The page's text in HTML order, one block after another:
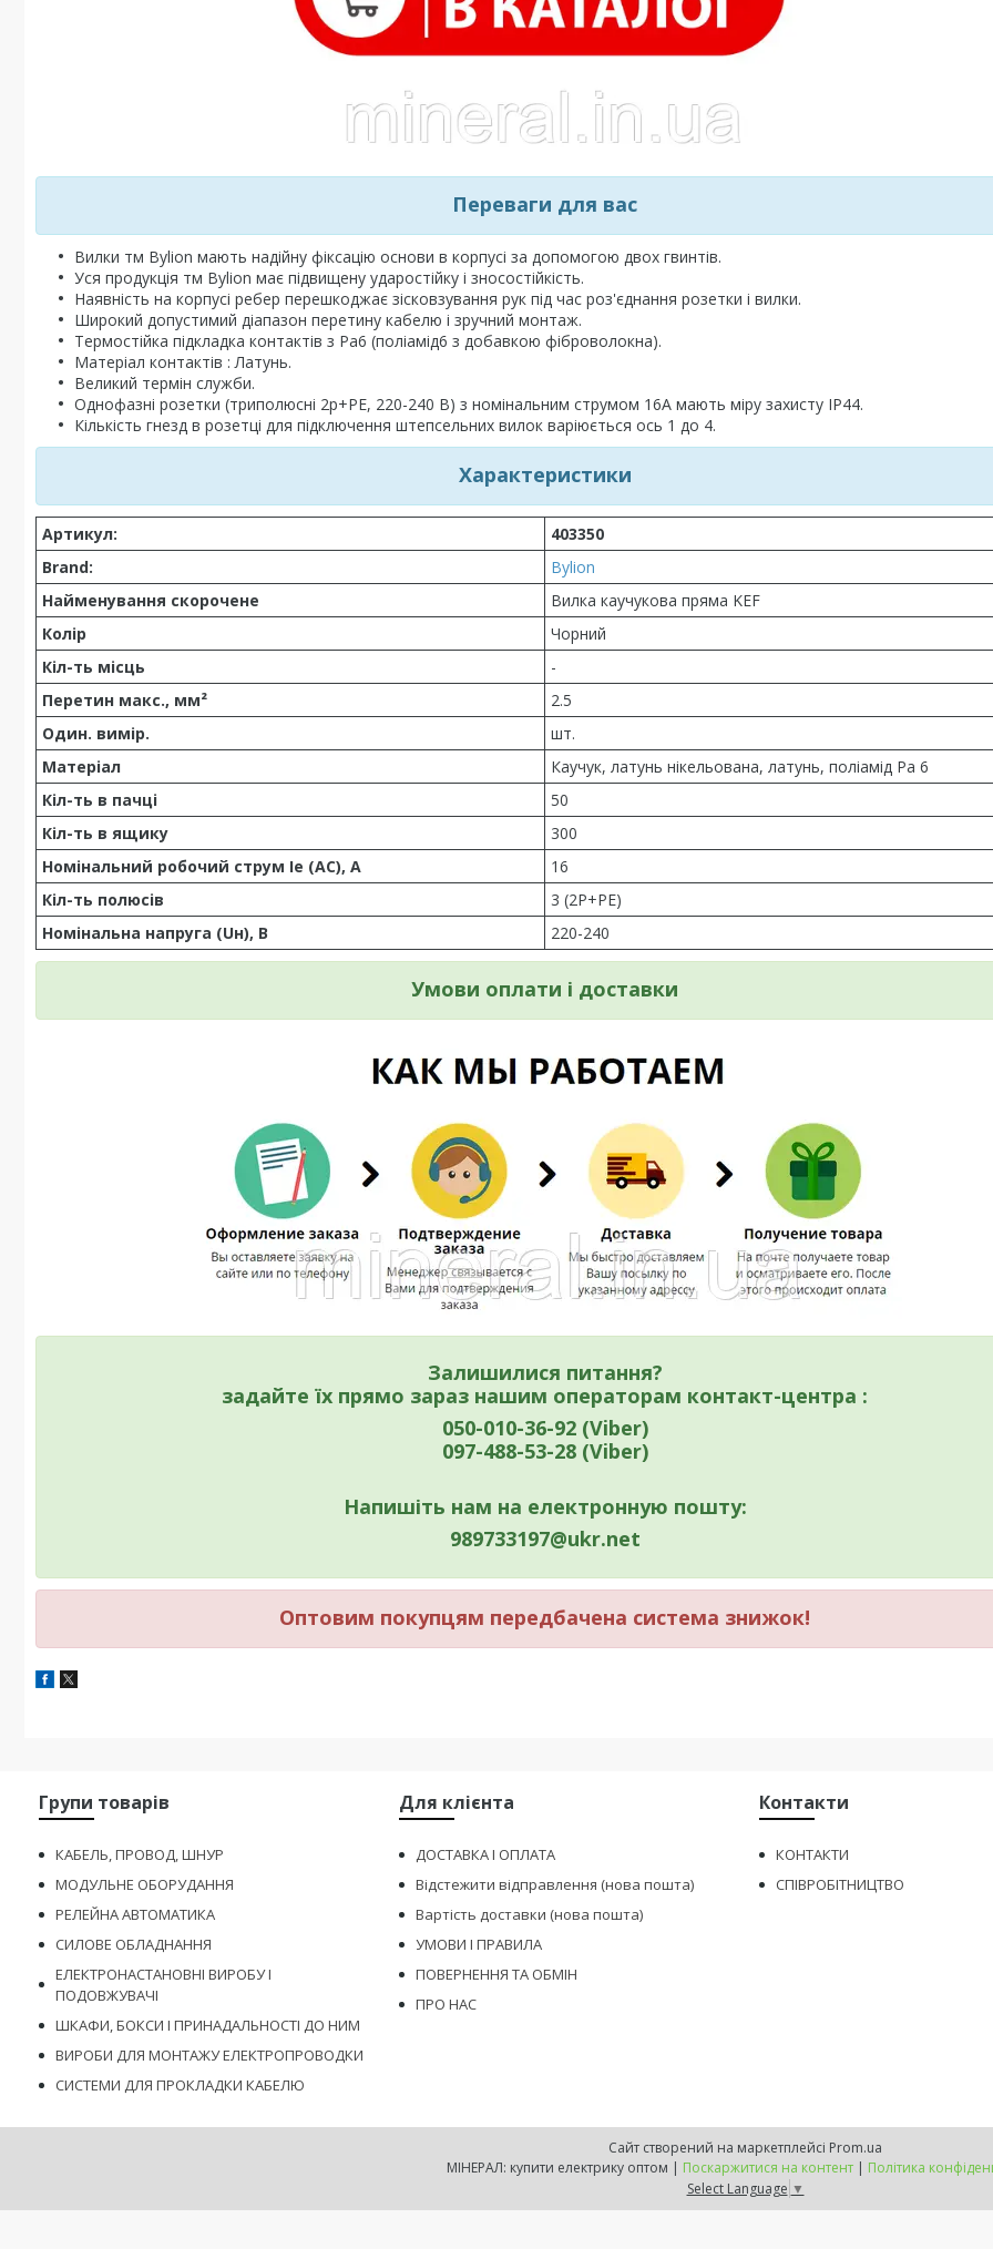
Переваги для вас
Вилки тм Bylion мають надійну фіксацію основи в корпусі за допомогою двох гвинтів.
Уся продукція тм Bylion має підвищену ударостійку і зносостійкість.
Наявність на корпусі ребер перешкоджає зісковзування рук під час роз'єднання розетки і вилки.
Широкий допустимий діапазон перетину кабелю і зручний монтаж.
Термостійка підкладка контактів з Pa6 (поліамід6 з добавкою фіброволокна).
Матеріал контактів : Латунь.
Великий термін служби.
Однофазні розетки (триполюсні 2p+РE, 220-240 В) з номінальним струмом 16А мають міру захисту IP44.
Кількість гнезд в розетці для підключення штепсельних вилок варіюється ось 1 до 4.
Характеристики
Артикул:
403350
Brand:
Bylion
Найменування скорочене
Вилка каучукова пряма KEF
Колір
Чорний
Кіл-ть місць
-
Перетин макс., мм²
2.5
Один. вимір.
шт.
Матеріал
Каучук, латунь нікельована, латунь, поліамід Pa 6
Кіл-ть в пачці
50
Кіл-ть в ящику
300
Номінальний робочий струм Ie (AC), А
16
Кіл-ть полюсів
3 (2P+РE)
Номінальна напруга (Uн), В
220-240
Умови оплати і доставки
Залишилися питання?
задайте їх прямо зараз нашим операторам контакт-центра :
050-010-36-92 (Viber)
097-488-53-28 (Viber)
Напишіть нам на електронную пошту:
989733197@ukr.net
Оптовим покупцям передбачена система знижок!
Групи товарів
КАБЕЛЬ, ПРОВОД, ШНУР
МОДУЛЬНЕ ОБОРУДАННЯ
РЕЛЕЙНА АВТОМАТИКА
СИЛОВЕ ОБЛАДНАННЯ
ЕЛЕКТРОНАСТАНОВНІ ВИРОБУ І
ПОДОВЖУВАЧІ
ШКАФИ, БОКСИ І ПРИНАДАЛЬНОСТІ ДО НИМ
ВИРОБИ ДЛЯ МОНТАЖУ ЕЛЕКТРОПРОВОДКИ
СИСТЕМИ ДЛЯ ПРОКЛАДКИ КАБЕЛЮ
Для клієнта
ДОСТАВКА І ОПЛАТА
Відстежити відправлення (нова пошта)
Вартість доставки (нова пошта)
УМОВИ І ПРАВИЛА
ПОВЕРНЕННЯ ТА ОБМІН
ПРО НАС
Контакти
КОНТАКТИ
СПІВРОБІТНИЦТВО
Сайт створений на маркетплейсі Prom.ua
МIНЕРАЛ: купити електрику оптом | Поскаржитися на контент | Політика
Select Language ▼